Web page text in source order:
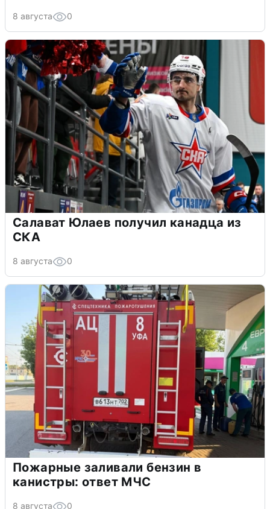
8 августа 0
Салават Юлаев получил канадца из
СКА
8 августа 0
Пожарные заливали бензин в
канистры: ответ МЧС
8 августа 0